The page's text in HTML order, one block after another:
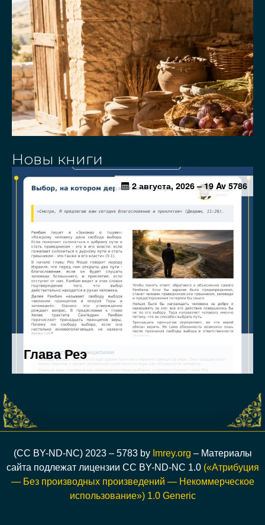
Новы книги
(CC BY-ND-NC) 2023 – 5783 by Imrey.org – Материалы
сайта подлежат лицензии CC BY-ND-NC 1.0(«Атрибуция
— Без производных произведений — Некоммерческое
использование») 1.0 Generic